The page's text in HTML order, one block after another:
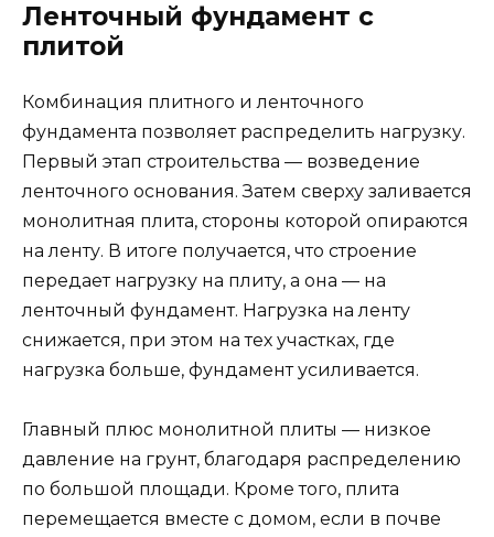
Ленточный фундамент с
плитой
Комбинация плитного и ленточного
фундамента позволяет распределить нагрузку.
Первый этап строительства — возведение
ленточного основания. Затем сверху заливается
монолитная плита, стороны которой опираются
на ленту. В итоге получается, что строение
передает нагрузку на плиту, а она — на
ленточный фундамент. Нагрузка на ленту
снижается, при этом на тех участках, где
нагрузка больше, фундамент усиливается.
Главный плюс монолитной плиты — низкое
давление на грунт, благодаря распределению
по большой площади. Кроме того, плита
перемещается вместе с домом, если в почве